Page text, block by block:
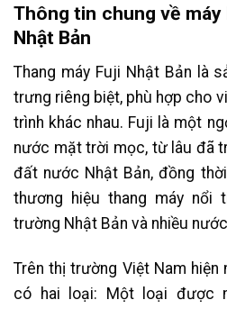
Thông tin chung về
Nhật Bản
Thang máy Fuji Nhật Bản là
trưng riêng biệt, phù hợp cho
trình khác nhau. Fuji là một
nước mặt trời mọc, từ lâu đã
đất nước Nhật Bản, đồng
thương hiệu thang máy nổi
trường Nhật Bản và nhiều
Trên thị trường Việt Nam hiện
có hai loại: Một loại được